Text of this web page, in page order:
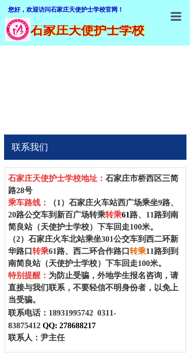
您好，欢迎访问石家庄天使护士学校官网！
石家庄天使护士学校
石家庄天使护士学校地址：石家庄市桥西区三简
路28号
乘车路线：
（1）石家庄火车站西广场乘坐9路、
20路公交车到新百广场转乘转乘61路、11路到南
简良站（天使护士学校）下车回走100米。
（2）石家庄火车北站乘坐301公交车到西二环新
华路口转乘61路、西二环合作路口转乘11路到到
南简良站（天使护士学校）下车回走100米。
特别提醒： 为防止受骗，外地学生报名咨询，请
直接与我们联系，不要轻信不明身份者，以免上
当受骗。
联系电话：18931995742 0311-
83875412 QQ:278688217
联系人：尹主任
联系我们